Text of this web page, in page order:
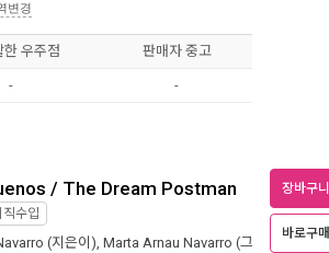
변경
한 우주점 판매자 중고
- -
/ The Dream Postman
직수입
(지은이), Marta Arnau Navarro (그
장바구니
바로구매